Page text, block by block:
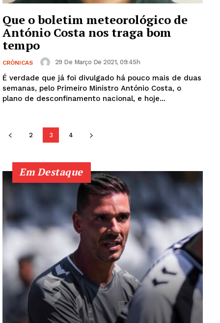
SUBSCREVA JÁ!
Institucional
Artigos
Edição Digital
Publicidade
Que o boletim meteorológico de
António Costa nos traga bom
tempo
CRÓNICAS 29 De Março De 2021, 09:45h
É verdade que já foi divulgado há pouco mais de duas
semanas, pelo Primeiro Ministro António Costa, o
plano de desconfinamento nacional, e hoje...
2 3 4
Em Destaque